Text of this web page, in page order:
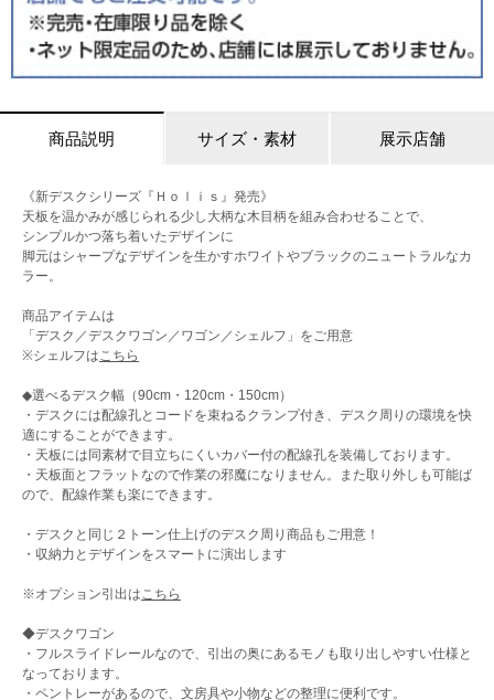
商品説明 サイズ・素材 展示店舗
《新デスクシリーズ『Ｈｏｌｉｓ』発売》
天板を温かみが感じられる少し大柄な木目柄を組み合わせることで、
シンプルかつ落ち着いたデザインに
脚元はシャープなデザインを生かすホワイトやブラックのニュートラルなカ
ラー。
商品アイテムは
「デスク／デスクワゴン／ワゴン／シェルフ」をご用意
※シェルフはこちら
◆選べるデスク幅（90cm・120cm・150cm）
・デスクには配線孔とコードを束ねるクランプ付き、デスク周りの環境を快
適にすることができます。
・天板には同素材で目立ちにくいカバー付の配線孔を装備しております。
・天板面とフラットなので作業の邪魔になりません。また取り外しも可能ば
ので、配線作業も楽にできます。
・デスクと同じ２トーン仕上げのデスク周り商品もご用意！
・収納力とデザインをスマートに演出します
※オプション引出はこちら
◆デスクワゴン
・フルスライドレールなので、引出の奥にあるモノも取り出しやすい仕様と
なっております。
・ペントレーがあるので、文房具や小物などの整理に便利です。